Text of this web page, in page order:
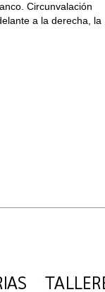
Circunvalación
a la derecha, la